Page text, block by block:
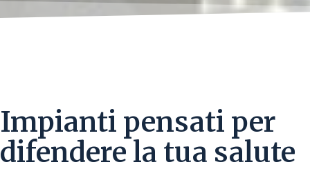
Impianti pensati per
difendere la tua salute